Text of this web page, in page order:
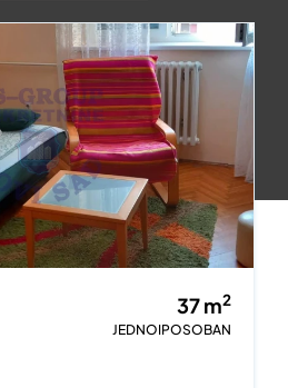
37m2
JEDNOIPOSOBAN